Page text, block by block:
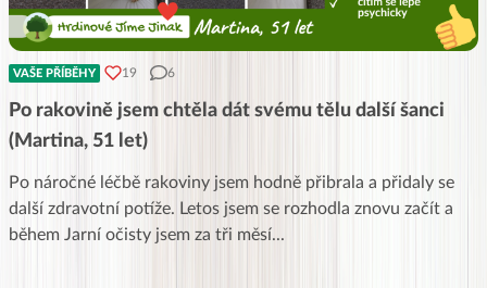
VAŠE PŘÍBĚHY 19 6
Po rakovině jsem chtěla dát svému tělu další šanci
(Martina, 51 let)
Po náročné léčbě rakoviny jsem hodně přibrala a přidaly se
další zdravotní potíže. Letos jsem se rozhodla znovu začít a
během Jarní očisty jsem za tři měsí...